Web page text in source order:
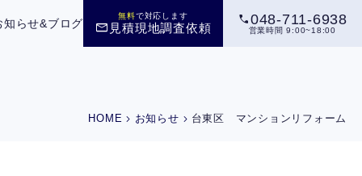
知らせ&ブログ
無料で対応します
mail 見積現地調査依頼
call048-711-6938
営業時間 9:00~18:00
HOME chevron_right お知らせ chevron_right 台東区 マンションリフォーム